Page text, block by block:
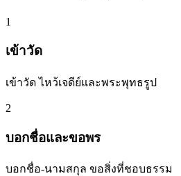
1
เข้าวัด
เข้าวัด ไหว้เจดีย์และพระพุทธรูป
2
บอกชื่อและขอพร
บอกชื่อ-นามสกุล ขอสิ่งที่ชอบธรรม